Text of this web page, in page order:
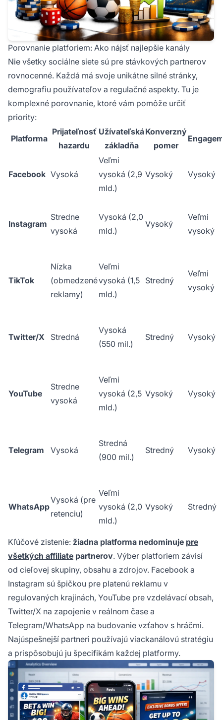
Porovnanie platforiem: Ako nájsť najlepšie kanály
Nie všetky sociálne siete sú pre stávkových partnerov
rovnocenné. Každá má svoje unikátne silné stránky,
demografiu používateľov a regulačné aspekty. Tu je
komplexné porovnanie, ktoré vám pomôže určiť
priority:
Platforma
Prijateľnosť
hazardu
Užívateľská
základňa
Konverzný
pomer
Facebook Vysoká
Veľmi
vysoká (2,9
mld.)
Vysoký Vysoký
Instagram
Stredne
vysoká
Vysoká (2,0
mld.)
Vysoký
Veľmi
vysoký
TikTok
Nízka
(obmedzené
reklamy)
Veľmi
vysoká (1,5
mld.)
Stredný
Veľmi
vysoký
Twitter/X Stredná
Vysoká
(550 mil.)
Stredný Vysoký
YouTube
Stredne
vysoká
Veľmi
vysoká (2,5
mld.)
Vysoký Vysoký
Telegram Vysoká
Stredná
(900 mil.)
Stredný Vysoký
WhatsApp
Vysoká (pre
retenciu)
Veľmi
vysoká (2,0
mld.)
Vysoký Stredný
Kľúčové zistenie: žiadna platforma nedominuje pre
všetkých affiliate partnerov. Výber platforiem závisí
od cieľovej skupiny, obsahu a zdrojov. Facebook a
Instagram sú špičkou pre platenú reklamu v
regulovaných krajinách, YouTube pre vzdelávací obsah,
Twitter/X na zapojenie v reálnom čase a
Telegram/WhatsApp na budovanie vzťahov s hráčmi.
Najúspešnejší partneri používajú viackanálovú stratégiu
a prispôsobujú ju špecifikám každej platformy.